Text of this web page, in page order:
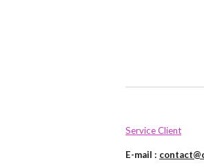
Service Client
E-mail :